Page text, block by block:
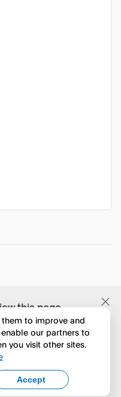
this page
English
to improve and
our partners to
you visit other sites.
Accept